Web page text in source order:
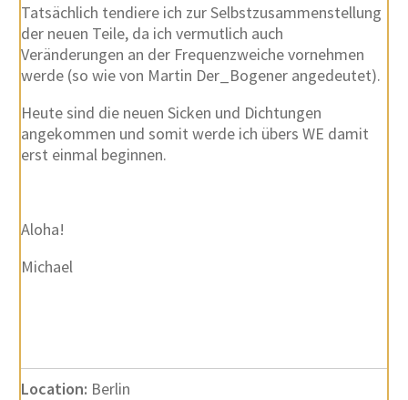
Tatsächlich tendiere ich zur Selbstzusammenstellung
der neuen Teile, da ich vermutlich auch
Veränderungen an der Frequenzweiche vornehmen
werde (so wie von Martin Der_Bogener angedeutet).
Heute sind die neuen Sicken und Dichtungen
angekommen und somit werde ich übers WE damit
erst einmal beginnen.
Aloha!
Michael
Location: Berlin